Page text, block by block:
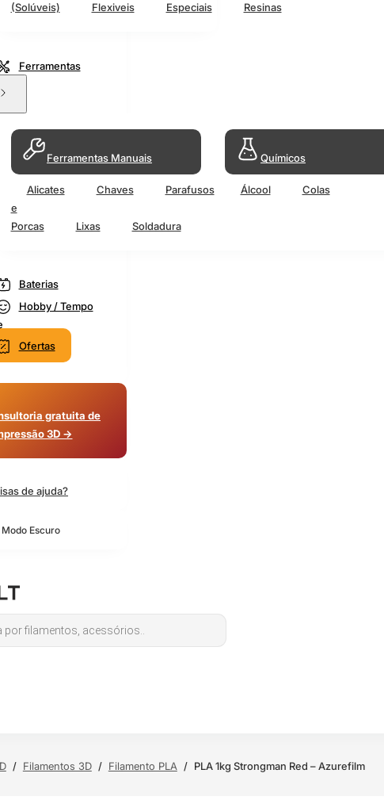
(Solúveis)
Flexiveis Especiais Resinas
Ferramentas
Ferramentas Manuais
Alicates Chaves
Parafusos
e
Porcas
Lixas Soldadura
Químicos
Álcool Colas
Baterias
Hobby / Tempo
Ofertas
gratuita de
3D →
de ajuda?
Escuro
/ Filamentos 3D / Filamento PLA / PLA 1kg Strongman Red – Azurefilm